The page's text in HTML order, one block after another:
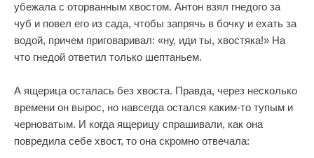
убежала с оторванным хвостом. Антон взял гнедого за
чуб и повел его из сада, чтобы запрячь в бочку и ехать за
водой, причем приговаривал: «ну, иди ты, хвостяка!» На
что гнедой ответил только шептаньем.
А ящерица осталась без хвоста. Правда, через несколько
времени он вырос, но навсегда остался каким-то тупым и
черноватым. И когда ящерицу спрашивали, как она
повредила себе хвост, то она скромно отвечала: